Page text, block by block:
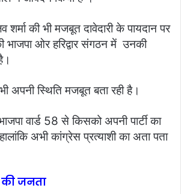
शर्मा की भी मजबूत दावेदारी के पायदान पर
ओर हरिद्वार संगठन में उनकी
भी अपनी स्थिति मजबूत बता रही है।
वार्ड 58 से किसको अपनी पार्टी का
अभी कांग्रेस प्रत्याशी का अता पता
की जनता